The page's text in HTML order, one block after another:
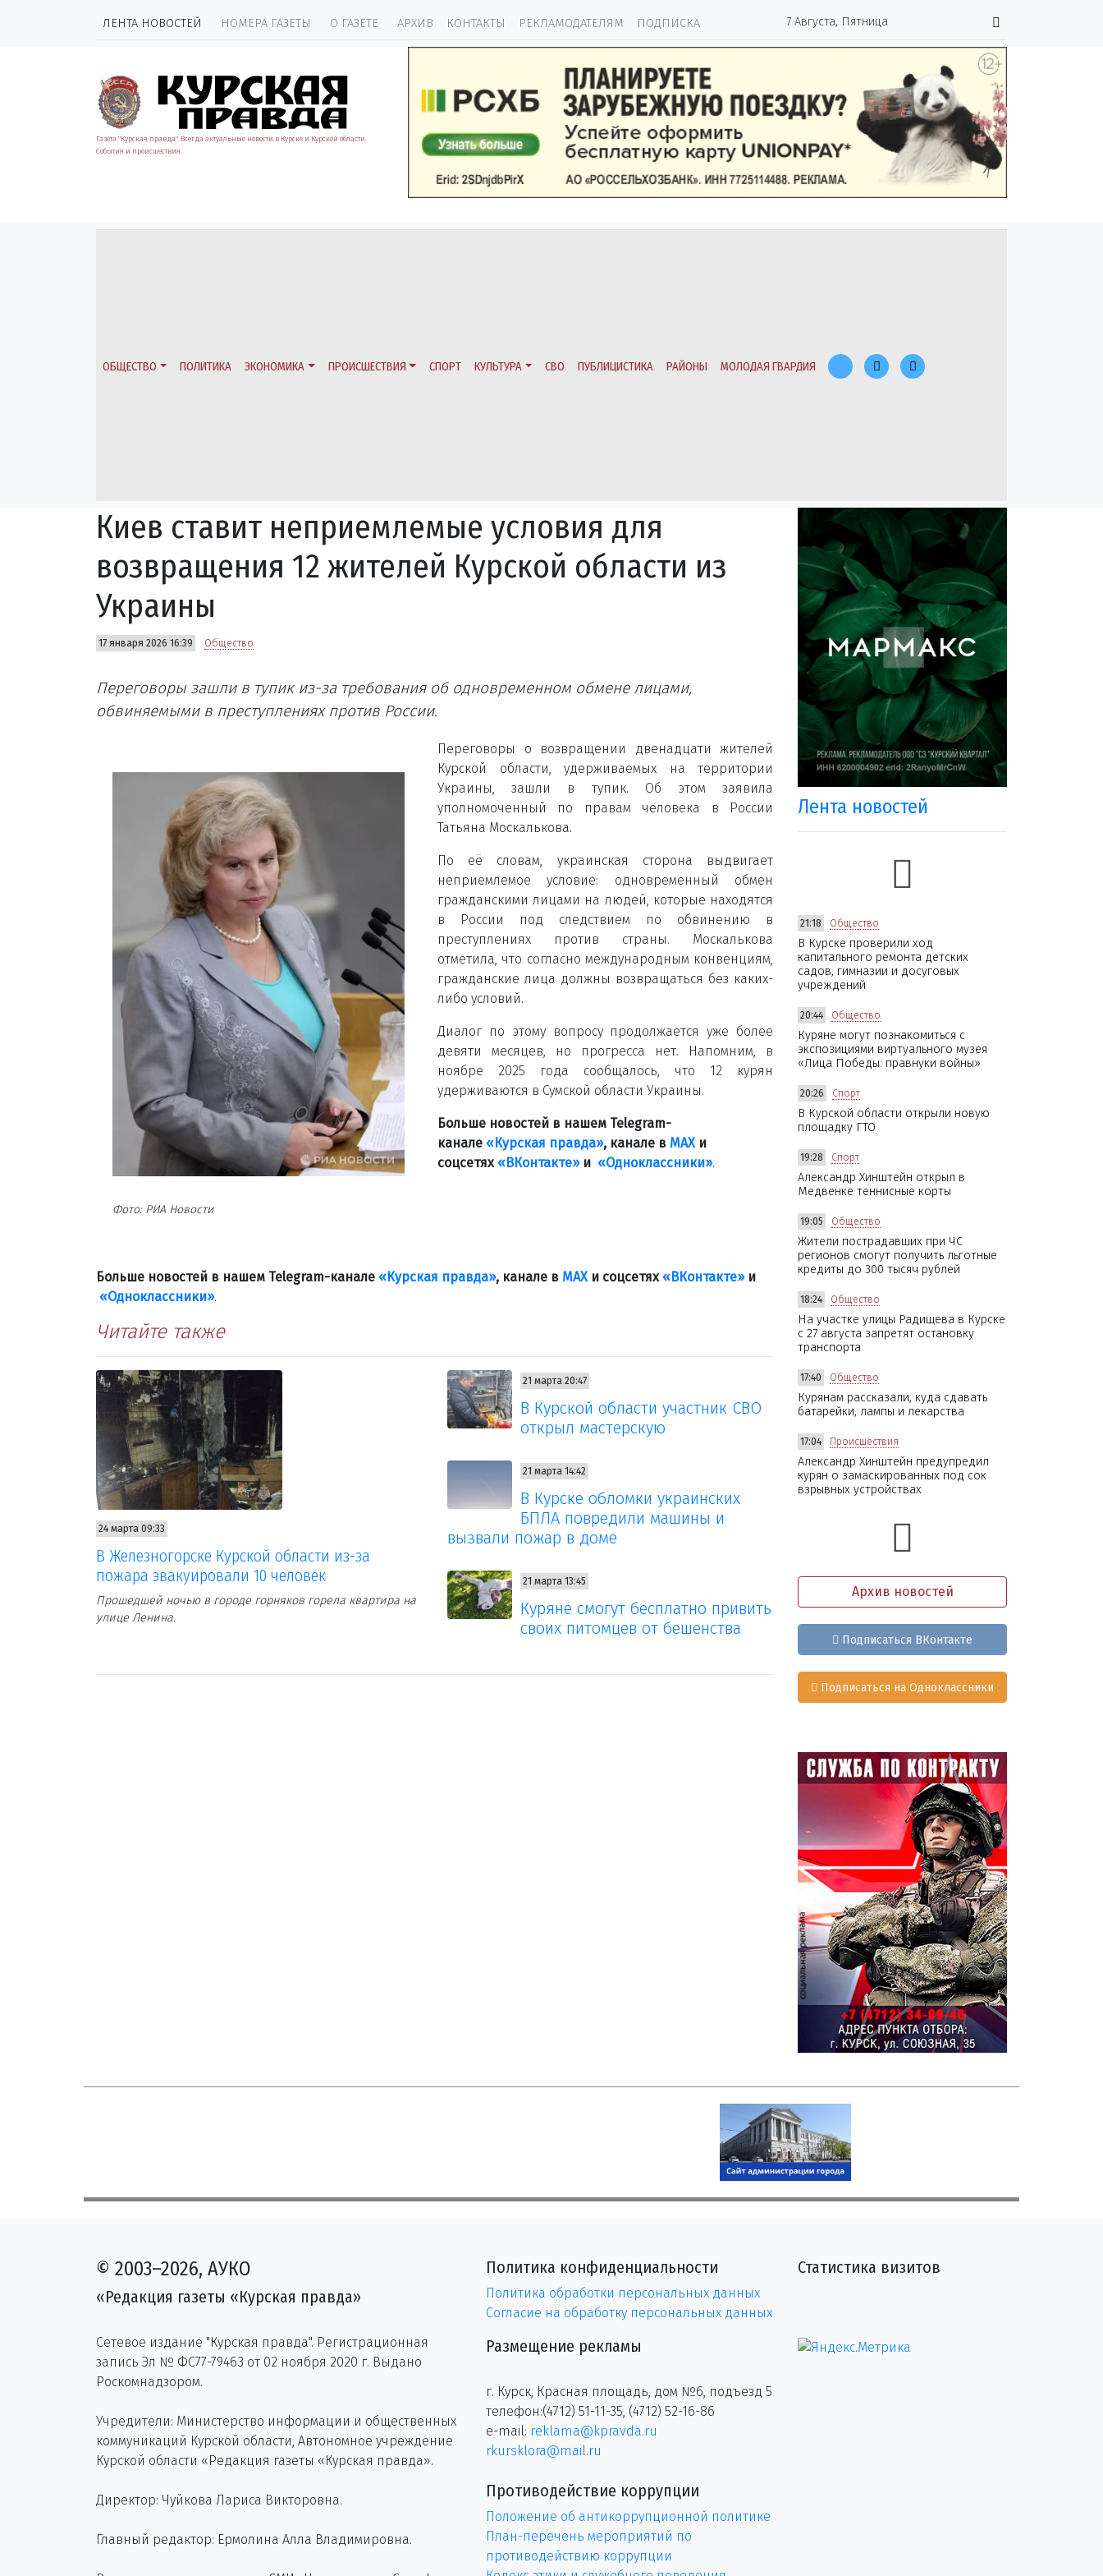
ЛЕНТА НОВОСТЕЙ НОМЕРА ГАЗЕТЫ О ГАЗЕТЕ АРХИВ КОНТАКТЫ РЕКЛАМОДАТЕЛЯМ ПОДПИСКА 7 Августа, Пятница
Газета "Курская правда". Всегда актуальные новости в Курске и Курской области.
События и происшествия.
ОБЩЕСТВО ПОЛИТИКА ЭКОНОМИКА ПРОИСШЕСТВИЯ СПОРТ КУЛЬТУРА СВО ПУБЛИЦИСТИКА РАЙОНЫ МОЛОДАЯ ГВАРДИЯ
Киев ставит неприемлемые условия для
возвращения 12 жителей Курской области из
Украины
17 января 2026 16:39 Общество
Переговоры зашли в тупик из-за требования об одновременном обмене лицами,
обвиняемыми в преступлениях против России.
Фото: РИА Новости
Переговоры о возвращении двенадцати жителей
Курской области, удерживаемых на территории
Украины, зашли в тупик. Об этом заявила
уполномоченный по правам человека в России
Татьяна Москалькова.
По её словам, украинская сторона выдвигает
неприемлемое условие: одновременный обмен
гражданскими лицами на людей, которые находятся
в России под следствием по обвинению в
преступлениях против страны. Москалькова
отметила, что согласно международным конвенциям,
гражданские лица должны возвращаться без каких-
либо условий.
Диалог по этому вопросу продолжается уже более
девяти месяцев, но прогресса нет. Напомним, в
ноябре 2025 года сообщалось, что 12 курян
удерживаются в Сумской области Украины.
Больше новостей в нашем Telegram-
канале «Курская правда», канале в МАХи
соцсетях «ВКонтакте»и «Одноклассники».
Больше новостей в нашем Telegram-канале «Курская правда», канале в МАХи соцсетях «ВКонтакте»и
«Одноклассники».
Читайте также
24 марта 09:33
В Железногорске Курской области из-за
пожара эвакуировали 10 человек
Прошедшей ночью в городе горняков горела квартира на
улице Ленина.
21 марта 20:47
В Курской области участник СВО
открыл мастерскую
21 марта 14:42
В Курске обломки украинских
БПЛА повредили машины и
вызвали пожар в доме
21 марта 13:45
Куряне смогут бесплатно привить
своих питомцев от бешенства
Лента новостей
21:18 Общество
В Курске проверили ход
капитального ремонта детских
садов, гимназии и досуговых
учреждений
20:44 Общество
Куряне могут познакомиться с
экспозициями виртуального музея
«Лица Победы: правнуки войны»
20:26 Спорт
В Курской области открыли новую
площадку ГТО
19:28 Спорт
Александр Хинштейн открыл в
Медвенке теннисные корты
19:05 Общество
Жители пострадавших при ЧС
регионов смогут получить льготные
кредиты до 300 тысяч рублей
18:24 Общество
На участке улицы Радищева в Курске
с 27 августа запретят остановку
транспорта
17:40 Общество
Курянам рассказали, куда сдавать
батарейки, лампы и лекарства
17:04 Происшествия
Александр Хинштейн предупредил
курян о замаскированных под сок
взрывных устройствах
Архив новостей
Подписаться ВКонтакте
Подписаться на Одноклассники
© 2003–2026, АУКО
«Редакция газеты «Курская правда»
Сетевое издание "Курская правда". Регистрационная
запись Эл № ФС77-79463 от 02 ноября 2020 г. Выдано
Роскомнадзором.
Учредители: Министерство информации и общественных
коммуникаций Курской области, Автономное учреждение
Курской области «Редакция газеты «Курская правда».
Директор: Чуйкова Лариса Викторовна.
Главный редактор: Ермолина Алла Владимировна.
Политика конфиденциальности
Политика обработки персональных данных
Согласие на обработку персональных данных
Размещение рекламы
г. Курск, Красная площадь, дом №6, подъезд 5
телефон:(4712) 51-11-35, (4712) 52-16-86
e-mail: reklama@kpravda.ru
rkursklora@mail.ru
Противодействие коррупции
Положение об антикоррупционной политике
План-перечень мероприятий по
противодействию коррупции
Статистика визитов